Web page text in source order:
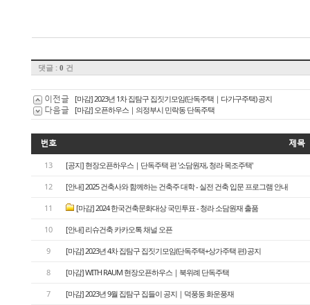
댓글 : 0 건
이전글 [마감] 2023년 1차 집탐구 집짓기모임(단독주택｜다가구주택) 공지
다음글 [마감] 오픈하우스｜의정부시 민락동 단독주택
번호 제목
13 [공지] 현장오픈하우스｜단독주택 편 '소담원재, 청라 목조주택'
12 [안내] 2025 건축사와 함께하는 건축주 대학 - 실전 건축 입문 프로그램 안내
11 [마감] 2024 한국건축문화대상 국민투표 - 청라 소담원재 출품
10 [안내] 리슈건축 카카오톡 채널 오픈
9 [마감] 2023년 4차 집탐구 집짓기모임(단독주택+상가주택 편) 공지
8 [마감] WITH RAUM 현장오픈하우스｜북위례 단독주택
7 [마감] 2023년 9월 집탐구 집들이 공지｜덕풍동 화운풍재